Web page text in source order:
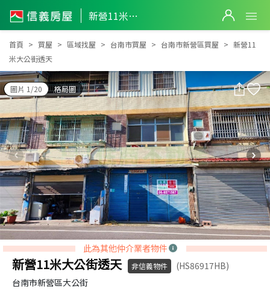
新營11米大公街透天
新營11米大公街透天
首頁 買屋 區域找屋 台南市買屋 台南市新營區買屋
新營11
米大公街透天
圖片 1/20 格局圖
此為其他仲介業者物件
新營11米大公街透天 非信義物件
(HS86917HB)
台南市新營區大公街